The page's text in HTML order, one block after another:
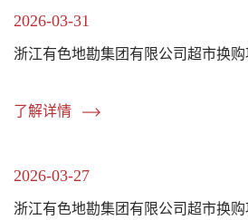
2026-03-31
浙江有色地勘集团有限公司超市换
了解详情
2026-03-27
浙江有色地勘集团有限公司超市换